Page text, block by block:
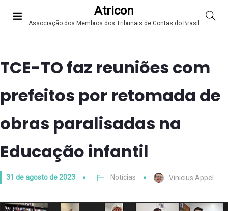
Atricon
Associação dos Membros dos Tribunais de Contas do Brasil
TCE-TO faz reuniões com
prefeitos por retomada de
obras paralisadas na
Educação infantil
31 de agosto de 2023 Notícias Vinicius Appel